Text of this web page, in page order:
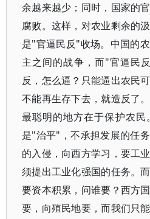
余越来越少；同时，国家的
腐败。这样，对农业剩余的
是"官逼民反"收场。中国的
主之间的战争，而"官逼民
反，怎么逼？只能逼出农民
不能再生存下去，就造反了
最聪明的地方在于保护农
是"治平"，不承担发展的任
的入侵，向西方学习，要工
须提出工业化强国的任务。
要资本积累，问谁要？西方
要，向殖民地要，而我们只